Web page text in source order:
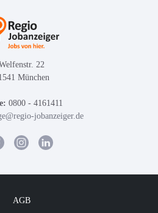
22
München
0800 - 4161411
jobanzeiger.de
AGB